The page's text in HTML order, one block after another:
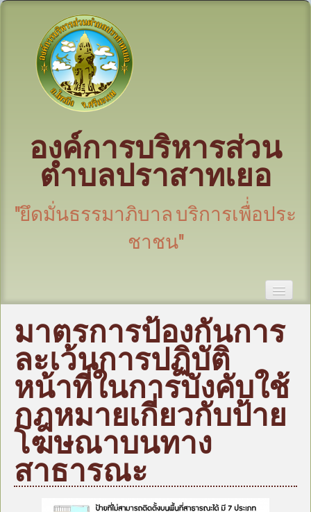
องค์การบริหารส่วน
ตำบลปราสาทเยอ
"ยึดมั่นธรรมาภิบาล บริการเพื่่อประ
ชาชน"
บุคลากร
ข้อมูลหน่วยงาน
กฎหมาย/ระเบียบ/คู่มือ
ข่าวสาร อบต.
แผน
ภารกิจ/กิจกรรม
มาตรการป้องกันการทุจริต
หน่วยตรวจสอบภายใน
มาตรการป้องกันการ
ละเว้นการปฏิบัติ
หน้าที่ในการบังคับใช้
กฎหมายเกี่ยวกับป้าย
โฆษณาบนทาง
สาธารณะ